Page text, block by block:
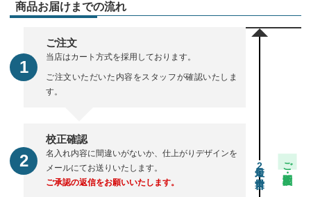
商品お届けまでの流れ
ご注文
当店はカート方式を採用しております。
ご注文いただいた内容をスタッフが確認いたしま
す。
校正確認
名入れ内容に間違いがないか、仕上がりデザインを
メールにてお送りいたします。
ご承認の返信をお願いいたします。
2 ご注文・校正期間